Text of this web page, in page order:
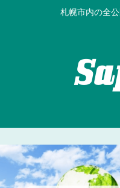
札幌市内の全